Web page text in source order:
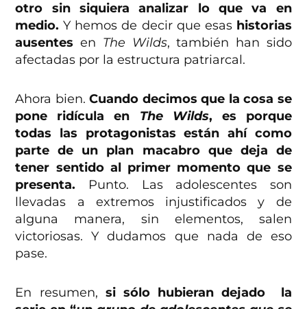
otro sin siquiera analizar lo que va en
medio. Y hemos de decir que esas historias
ausentes en The Wilds, también han sido
afectadas por la estructura patriarcal.
Ahora bien.Cuando decimos que la cosa se
pone ridícula en The Wilds, es porque
todas las protagonistas están ahí como
parte de un plan macabro que deja de
tener sentido al primer momento que se
presenta. Punto. Las adolescentes son
llevadas a extremos injustificados y de
alguna manera, sin elementos, salen
victoriosas. Y dudamos que nada de eso
pase.
En resumen, si sólo hubieran dejado la